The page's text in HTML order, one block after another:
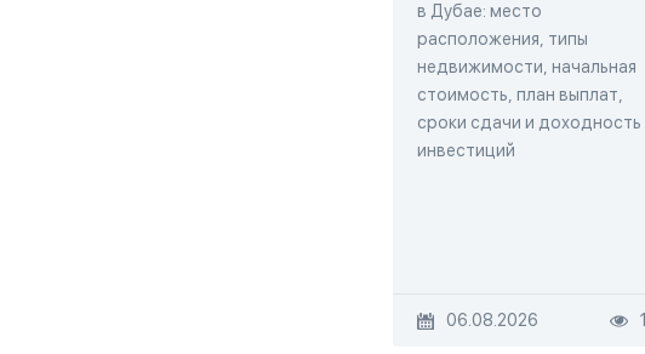
в Дубае: место
расположения, типы
недвижимости, начальная
стоимость, план выплат,
сроки сдачи и доходность
инвестиций
06.08.2026 1